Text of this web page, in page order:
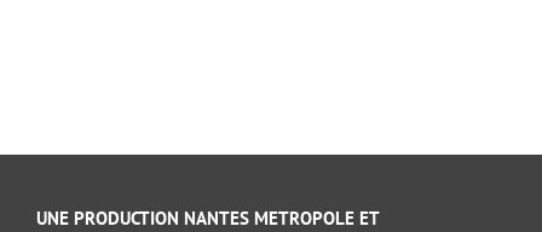
UNE PRODUCTION NANTES METROPOLE ET